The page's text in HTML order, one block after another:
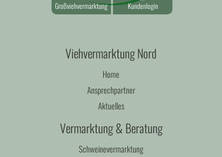
Großviehvermarktung Kundenlogin
Viehvermarktung Nord
Home
Ansprechpartner
Aktuelles
Vermarktung & Beratung
Schweinevermarktung